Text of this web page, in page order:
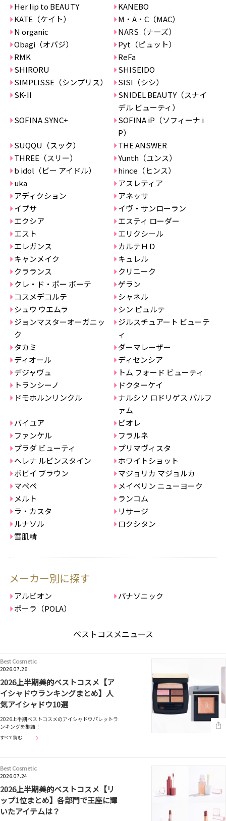
Her lip to BEAUTY
KANEBO
KATE（ケイト）
M・A・C（MAC）
N organic
NARS（ナーズ）
Obagi（オバジ）
Pyt（ピュット）
RMK
ReFa
SHIRORU
SHISEIDO
SIMPLISSE（シンプリス）
SISI（シシ）
SK-II
SNIDEL BEAUTY（スナイ
デル ビューティ）
SOFINA SYNC+
SOFINA iP（ソフィーナ i
P）
SUQQU（スック）
THE ANSWER
THREE（スリー）
Yunth（ユンス）
b idol（ビー アイドル）
hince（ヒンス）
uka
アスレティア
アディクション
アネッサ
イプサ
イヴ・サンローラン
エクシア
エスティ ローダー
エスト
エリクシール
エレガンス
カルテＨＤ
キャンメイク
キュレル
クラランス
クリニーク
クレ・ド・ポー ボーテ
ゲラン
コスメデコルテ
シャネル
シュウ ウエムラ
シン ピュルテ
ジョンマスターオーガニッ
ク
ジルスチュアート ビューテ
ィ
タカミ
ダーマレーザー
ディオール
ディセンシア
デジャヴュ
トム フォード ビューティ
トランシーノ
ドクターケイ
ドモホルンリンクル
ナルシソ ロドリゲス パルフ
ァム
バイユア
ビオレ
ファンケル
フラルネ
プラダ ビューティ
プリマヴィスタ
ヘレナ ルビンスタイン
ホワイトショット
ボビイ ブラウン
マジョリカ マジョルカ
マペペ
メイベリン ニューヨーク
メルト
ランコム
ラ・カスタ
リサージ
ルナソル
ロクシタン
雪肌精
メーカー別に探す
アルビオン
パナソニック
ポーラ（POLA）
ベストコスメニュース
Best Cosmetic
2026.07.26
2026上半期美的ベストコスメ【ア
イシャドウランキングまとめ】人
気アイシャドウ10選
2026上半期ベストコスメのアイシャドウパレットラ
ンキングを集結！
すべて読む
Best Cosmetic
2026.07.24
2026上半期美的ベストコスメ【リ
ップ1位まとめ】各部門で王座に輝
いたアイテムは？